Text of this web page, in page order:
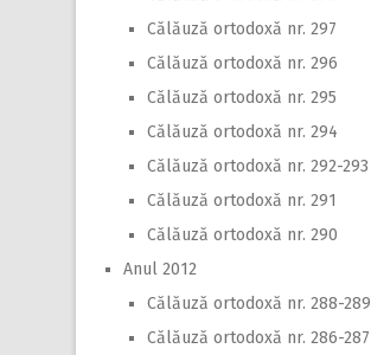
Călăuză ortodoxă nr. 297
Călăuză ortodoxă nr. 296
Călăuză ortodoxă nr. 295
Călăuză ortodoxă nr. 294
Călăuză ortodoxă nr. 292-293
Călăuză ortodoxă nr. 291
Călăuză ortodoxă nr. 290
Anul 2012
Călăuză ortodoxă nr. 288-289
Călăuză ortodoxă nr. 286-287